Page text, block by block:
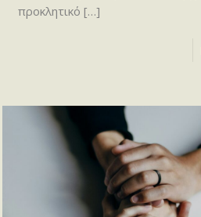
προκλητικό […]